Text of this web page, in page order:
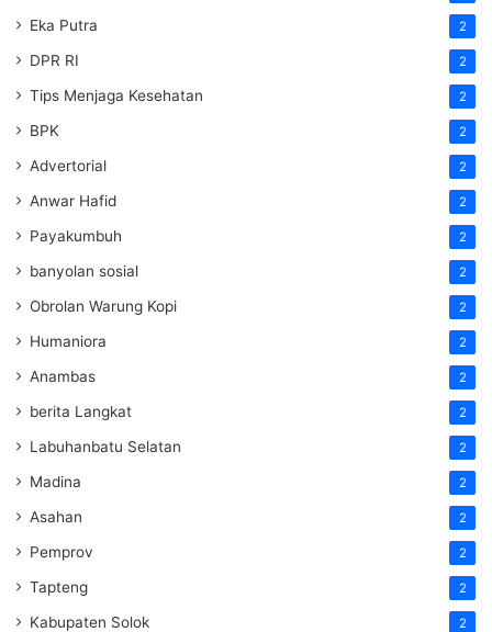
Eka Putra 2
DPR RI 2
Tips Menjaga Kesehatan 2
BPK 2
Advertorial 2
Anwar Hafid 2
Payakumbuh 2
banyolan sosial 2
Obrolan Warung Kopi 2
Humaniora 2
Anambas 2
berita Langkat 2
Labuhanbatu Selatan 2
Madina 2
Asahan 2
Pemprov 2
Tapteng 2
Kabupaten Solok 2